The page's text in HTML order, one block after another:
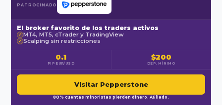
PATROCINADO
El broker favorito de los traders activos
✓ MT4, MT5, cTrader y TradingView
✓ Scalping sin restricciones
0.1
PIP EUR/USD
$200
DEP. MÍNIMO
Visitar Pepperstone
80% cuentas minoristas pierden dinero. Afiliado.